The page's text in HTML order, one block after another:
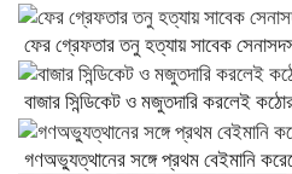
ফের গ্রেফতার তনু হত্যায় সাবেক
বাজার সিন্ডিকেট ও মজুতদারি করলেই
গণঅভ্যুত্থানের সঙ্গে প্রথম বেইমানি